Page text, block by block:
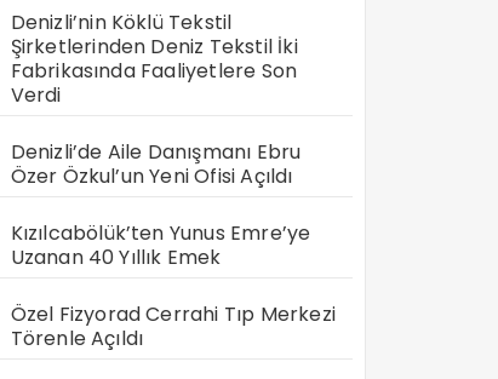
Denizli’nin Köklü Tekstil
Şirketlerinden Deniz Tekstil İki
Fabrikasında Faaliyetlere Son
Verdi
Denizli’de Aile Danışmanı Ebru
Özer Özkul’un Yeni Ofisi Açıldı
Kızılcabölük’ten Yunus Emre’ye
Uzanan 40 Yıllık Emek
Özel Fizyorad Cerrahi Tıp Merkezi
Törenle Açıldı